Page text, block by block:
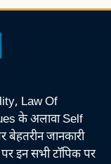
Law Of
के अलावा Self
जानकारी
इन सभी टॉपिक पर